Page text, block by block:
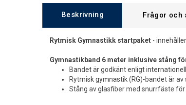
Beskrivning Frågor och
Rytmisk Gymnastikk startpaket -
Gymnastikband 6 meter inklusive stång
Bandet är godkänt enligt
Rytmisk gymnastik (RG)-bandet är av
Stång av glasfiber med snurrfäste